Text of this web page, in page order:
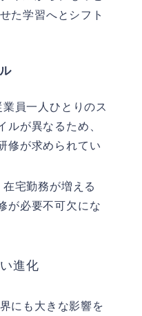
た学習へとシフト
業員一人ひとりのス
ルが異なるため、
修が求められてい
在宅勤務が増える
が必要不可欠にな
進化
にも大きな影響を